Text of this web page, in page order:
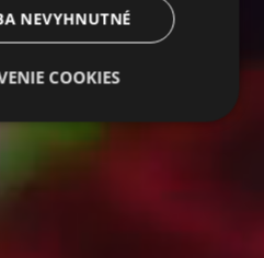
NEVYHNUTNÉ
COOKIES